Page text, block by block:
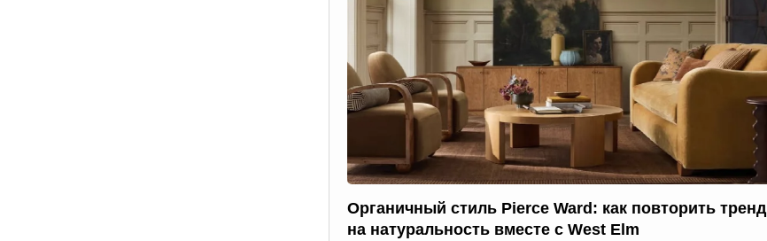
Органичный стиль Pierce Ward: как повторить тренд
на натуральность вместе с West Elm